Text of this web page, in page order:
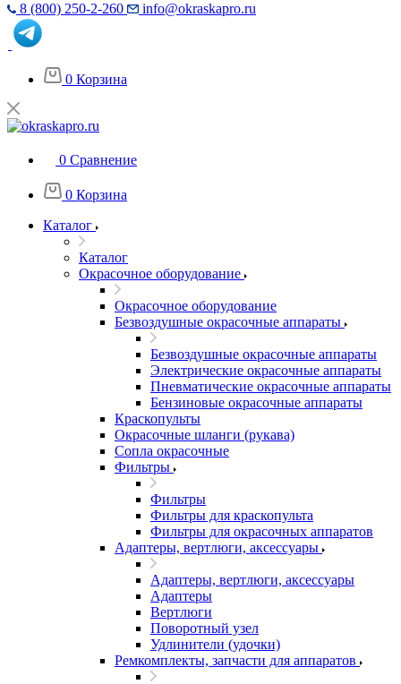
8 (800) 250-2-260 info@okraskapro.ru
0 Корзина
0 Сравнение
0 Корзина
Каталог
Каталог
Окрасочное оборудование
Окрасочное оборудование
Безвоздушные окрасочные аппараты
Безвоздушные окрасочные аппараты
Электрические окрасочные аппараты
Пневматические окрасочные аппараты
Бензиновые окрасочные аппараты
Краскопульты
Окрасочные шланги (рукава)
Сопла окрасочные
Фильтры
Фильтры
Фильтры для краскопульта
Фильтры для окрасочных аппаратов
Адаптеры, вертлюги, аксессуары
Адаптеры, вертлюги, аксессуары
Адаптеры
Вертлюги
Поворотный узел
Удлинители (удочки)
Ремкомплекты, запчасти для аппаратов